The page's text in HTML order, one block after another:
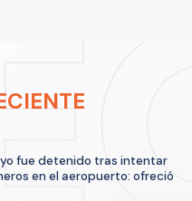
fue detenido tras intentar
en el aeropuerto: ofreció